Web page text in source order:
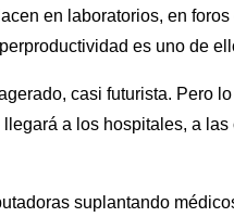
en laboratorios, en
es uno de
casi futurista. Pero
a los hospitales, a
suplantando